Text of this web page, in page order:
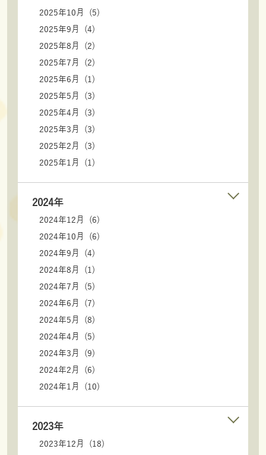
2025年10月 (5)
2025年9月 (4)
2025年8月 (2)
2025年7月 (2)
2025年6月 (1)
2025年5月 (3)
2025年4月 (3)
2025年3月 (3)
2025年2月 (3)
2025年1月 (1)
2024年
2024年12月 (6)
2024年10月 (6)
2024年9月 (4)
2024年8月 (1)
2024年7月 (5)
2024年6月 (7)
2024年5月 (8)
2024年4月 (5)
2024年3月 (9)
2024年2月 (6)
2024年1月 (10)
2023年
2023年12月 (18)